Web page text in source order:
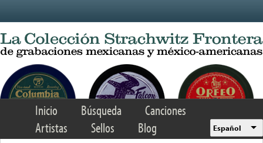
Inicio Búsqueda
Canciones
Artistas
Sellos Blog Español